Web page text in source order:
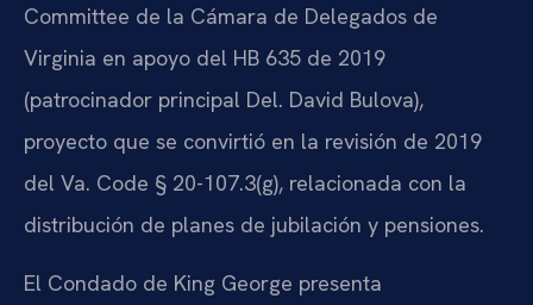
Committee de la Cámara de Delegados de
Virginia en apoyo del HB 635 de 2019
(patrocinador principal Del. David Bulova),
proyecto que se convirtió en la revisión de 2019
del Va. Code § 20-107.3(g), relacionada con la
distribución de planes de jubilación y pensiones.
El Condado de King George presenta